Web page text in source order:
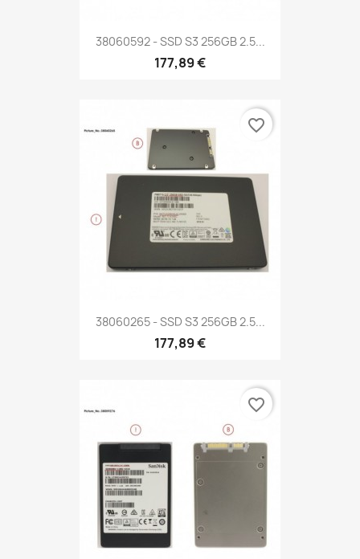
38060592 - SSD S3 256GB 2.5...
177,89 €
38060265 - SSD S3 256GB 2.5...
177,89 €
favorite_border
favorite_border